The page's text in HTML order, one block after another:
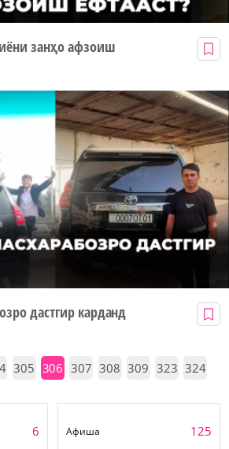
занҳо афзоиш
дастгир карданд
305 306 307 308 309 323 324
6 Афиша 125